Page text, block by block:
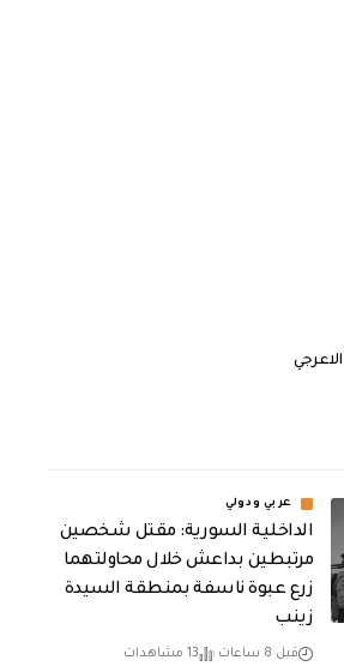
عربي ودولي
الداخلية السورية: مقتل شخصين
مرتبطين بداعش خلال محاولتهما
زرع عبوة ناسفة بمنطقة السيدة
زينب
قبل 8 ساعات 13 مشاهدات